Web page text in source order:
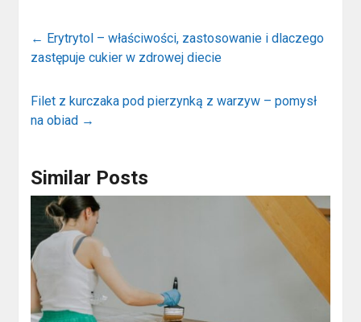
← Erytrytol – właściwości, zastosowanie i dlaczego
zastępuje cukier w zdrowej diecie
Filet z kurczaka pod pierzynką z warzyw – pomysł
na obiad →
Similar Posts